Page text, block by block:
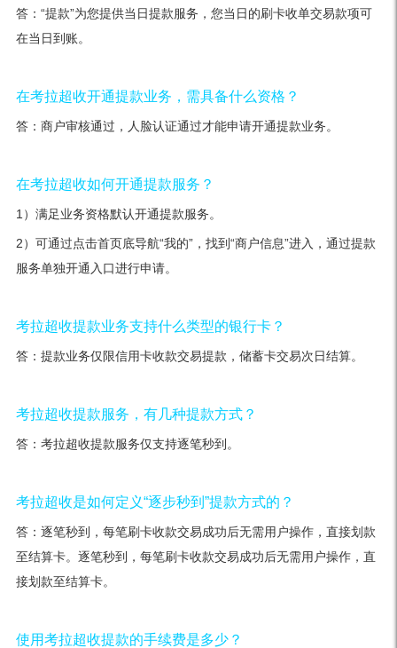
答：“提款”为您提供当日提款服务，您当日的刷卡收单交易款项可
在当日到账。
在考拉超收开通提款业务，需具备什么资格？
答：商户审核通过，人脸认证通过才能申请开通提款业务。
在考拉超收如何开通提款服务？
1）满足业务资格默认开通提款服务。
2）可通过点击首页底导航“我的”，找到“商户信息”进入，通过提款
服务单独开通入口进行申请。
考拉超收提款业务支持什么类型的银行卡？
答：提款业务仅限信用卡收款交易提款，储蓄卡交易次日结算。
考拉超收提款服务，有几种提款方式？
答：考拉超收提款服务仅支持逐笔秒到。
考拉超收是如何定义“逐步秒到”提款方式的？
答：逐笔秒到，每笔刷卡收款交易成功后无需用户操作，直接划款
至结算卡。逐笔秒到，每笔刷卡收款交易成功后无需用户操作，直
接划款至结算卡。
使用考拉超收提款的手续费是多少？